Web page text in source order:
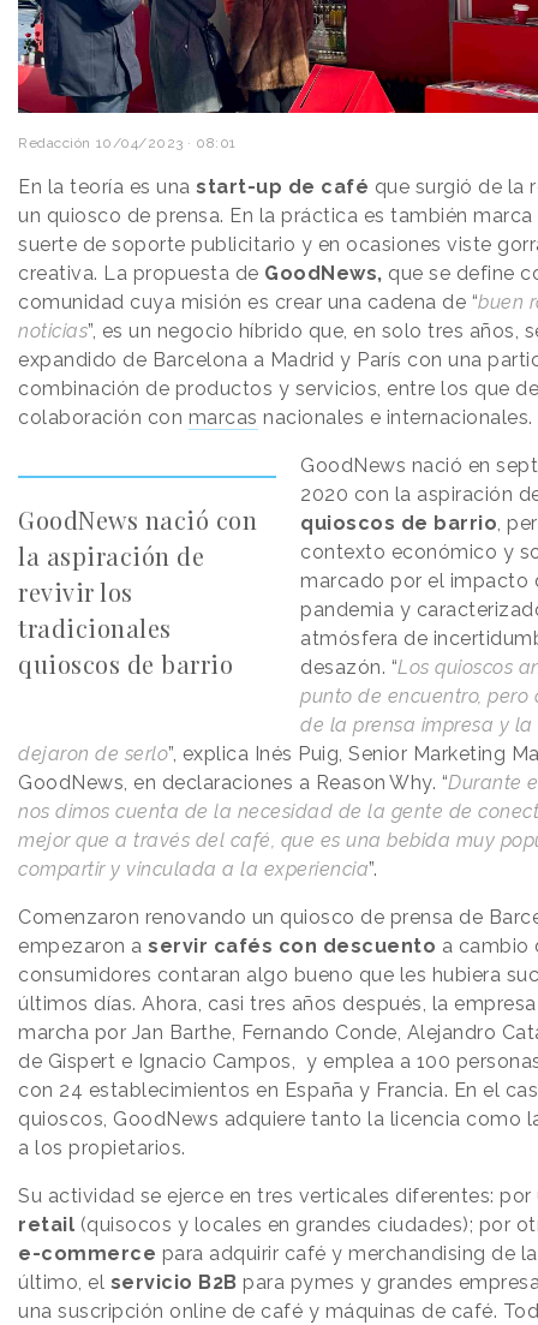
Redacción 10/04/2023 · 08:01
En la teoría es una start-up de café que surgió de la
un quiosco de prensa. En la práctica es también marca
suerte de soporte publicitario y en ocasiones viste
creativa. La propuesta de GoodNews, que se define
comunidad cuya misión es crear una cadena de “buen
noticias”, es un negocio híbrido que, en solo tres años,
expandido de Barcelona a Madrid y París con una
combinación de productos y servicios, entre los que
colaboración con marcas nacionales e internacionales.
GoodNews nació con
la aspiración de
revivir los
tradicionales
quioscos de barrio
GoodNews nació en
2020 con la aspiración
quioscos de barrio,
contexto económico y
marcado por el impacto
pandemia y
atmósfera de
desazón. “Los quioscos
punto de encuentro, pero
de la prensa impresa y
dejaron de serlo”, explica Inés Puig, Senior Marketing
GoodNews, en declaraciones a Reason Why. “Durante
nos dimos cuenta de la necesidad de la gente de
mejor que a través del café, que es una bebida muy
compartir y vinculada a la experiencia”.
Comenzaron renovando un quiosco de prensa de
empezaron a servir cafés con descuento a cambio
consumidores contaran algo bueno que les hubiera
últimos días. Ahora, casi tres años después, la
marcha por Jan Barthe, Fernando Conde, Alejandro
de Gispert e Ignacio Campos, y emplea a 100
con 24 establecimientos en España y Francia. En el
quioscos, GoodNews adquiere tanto la licencia como
a los propietarios.
Su actividad se ejerce en tres verticales diferentes: por
retail (quisocos y locales en grandes ciudades); por
e-commerce para adquirir café y merchandising de
último, el servicio B2B para pymes y grandes
una suscripción online de café y máquinas de café.